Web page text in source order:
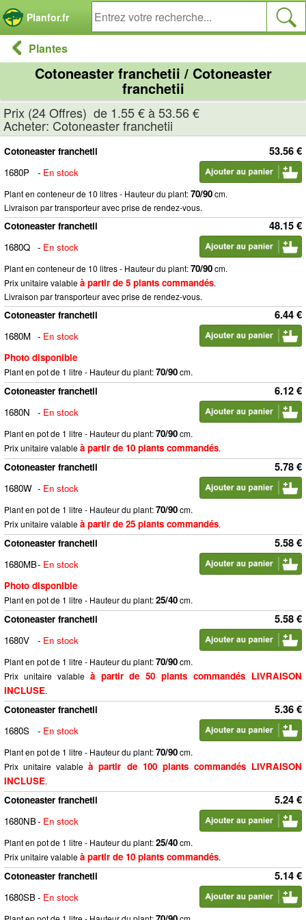
Planfor.fr
Plantes
Cotoneaster franchetii / Cotoneaster
franchetii
Prix (24 Offres) de 1.55 € à 53.56 €
Acheter: Cotoneaster franchetii
53.56 €
Cotoneaster franchetii
1680P
- En stock
Plant en conteneur de 10 litres - Hauteur du plant:70/90cm.
Livraison par transporteur avec prise de rendez-vous.
48.15 €
Cotoneaster franchetii
1680Q - En stock
Plant en conteneur de 10 litres - Hauteur du plant:70/90cm.
Prix unitaire valableà partir de 5 plants commandés.
Livraison par transporteur avec prise de rendez-vous.
6.44 €
Cotoneaster franchetii
1680M - En stock
Photo disponible
Plant en pot de 1 litre - Hauteur du plant:70/90cm.
6.12 €
Cotoneaster franchetii
1680N
- En stock
Plant en pot de 1 litre - Hauteur du plant:70/90cm.
Prix unitaire valableà partir de 10 plants commandés.
5.78 €
Cotoneaster franchetii
1680W - En stock
Plant en pot de 1 litre - Hauteur du plant:70/90cm.
Prix unitaire valableà partir de 25 plants commandés.
5.58 €
Cotoneaster franchetii
1680MB- En stock
Photo disponible
Plant en pot de 1 litre - Hauteur du plant:25/40cm.
5.58 €
Cotoneaster franchetii
1680V
- En stock
Plant en pot de 1 litre - Hauteur du plant:70/90cm.
Prix unitaire valable à partir de 50 plants commandés LIVRAISON
INCLUSE.
5.36 €
Cotoneaster franchetii
1680S
- En stock
Plant en pot de 1 litre - Hauteur du plant:70/90cm.
Prix unitaire valableà partir de 100 plants commandés LIVRAISON
INCLUSE.
5.24 €
Cotoneaster franchetii
1680NB- En stock
Plant en pot de 1 litre - Hauteur du plant:25/40cm.
Prix unitaire valableà partir de 10 plants commandés.
5.14 €
Cotoneaster franchetii
1680SB- En stock
Panneau de gestion des cookies